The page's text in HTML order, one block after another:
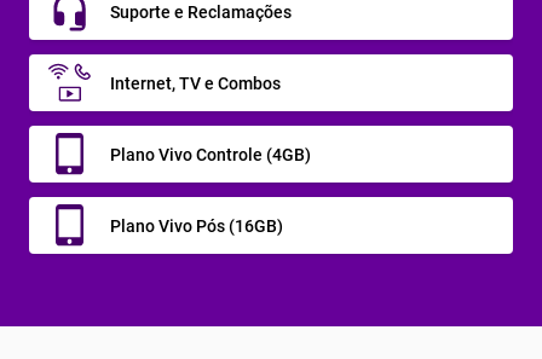
Suporte e Reclamações
Internet, TV e Combos
Plano Vivo Controle (4GB)
Plano Vivo Pós (16GB)